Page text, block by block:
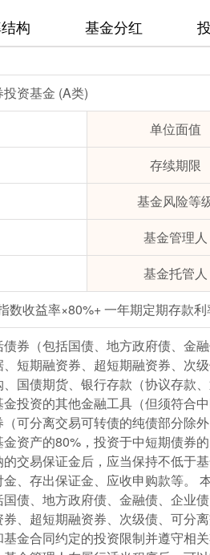
构 基金分红
资基金 (A类)
单位面值
存续期限
基金风险等
基金管理人
基金托管人
收益率×80%+ 一年期定期存款利
券（包括国债、地方政府债、金
短期融资券、超短期融资券、次
国债期货、银行存款（协议存款
投资的其他金融工具（但须符合
可分离交易可转债的纯债部分除
资产的80%，投资于中短期债券
交易保证金后，应当保持不低于
、存出保证金、应收申购款等。
债、地方政府债、金融债、企业
、超短期融资券、次级债、可分
金合同约定的投资限制并遵守相